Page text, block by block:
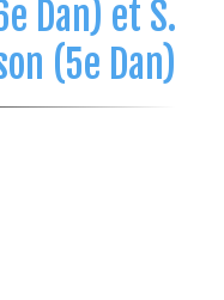
Dan) et S.
(5e Dan)